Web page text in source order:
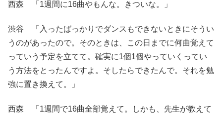
西森 「1週間に16曲やもんな。きついな。」
渋谷 「入ったばっかりでダンスもできないときにそうい
うのがあったので。そのときは、この日までに何曲覚えて
っていう予定を立てて。確実に1個1個やっていくってい
う方法をとったんですよ。そしたらできたんで。それを勉
強に置き換えて。」
西森 「1週間で16曲全部覚えて。しかも、先生が教えて